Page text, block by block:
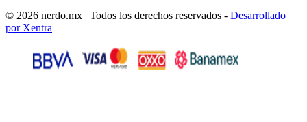
© 2026 nerdo.mx | Todos los derechos reservados - Desarrollado
por Xentra